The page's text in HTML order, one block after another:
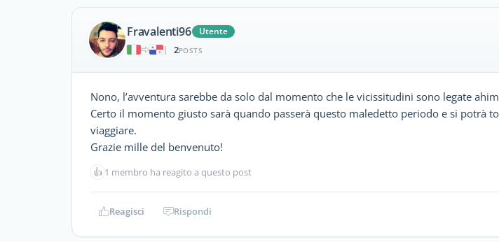
Fravalenti96
Utente
|
2POSTS
Nono, l’avventura sarebbe da solo dal momento che le vicissitudini sono legate
Certo il momento giusto sarà quando passerà questo maledetto periodo e si potrà
viaggiare.
Grazie mille del benvenuto!
👍 1 membro ha reagito a questo post
Reagisci Rispondi